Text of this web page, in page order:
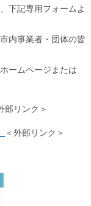
下記専用フォームよ
内事業者・団体の皆
ームページまたは
部リンク＞
＜外部リンク＞